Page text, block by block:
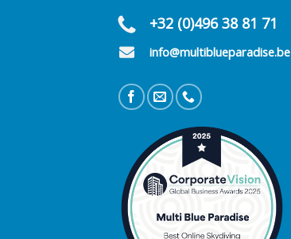
+32 (0)496 38 81 71
info@multiblueparadise.be